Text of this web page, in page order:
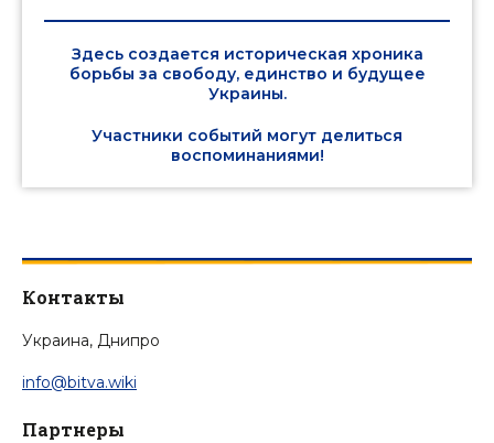
Здесь создается историческая хроника
борьбы за свободу, единство и будущее
Украины.
Участники событий могут делиться
воспоминаниями!
Контакты
Украина, Днипро
info@bitva.wiki
Партнеры